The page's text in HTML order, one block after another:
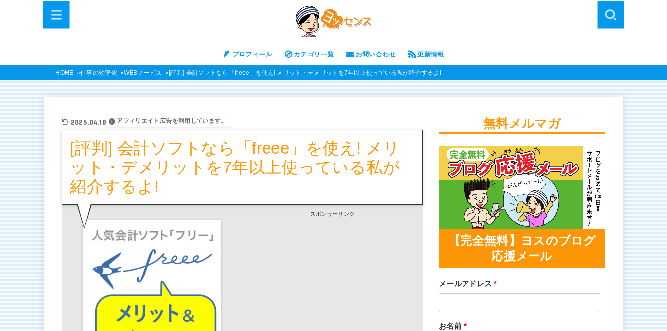
プロフィール カテゴリ一覧 お問い合わせ 更新情報
HOME 仕事の効率化 WEBサービス [評判] 会計ソフトなら「freee」を使え! メリット・デメリットを7年以上使っている私が紹介するよ!
2025.04.18 アフィリエイト広告を利用しています。
[評判] 会計ソフトなら「freee」を使え! メリ
ット・デメリットを7年以上使っている私が
紹介するよ!
スポンサーリンク
無料メルマガ
【完全無料】ヨスのブログ
応援メール
メールアドレス*
お名前*